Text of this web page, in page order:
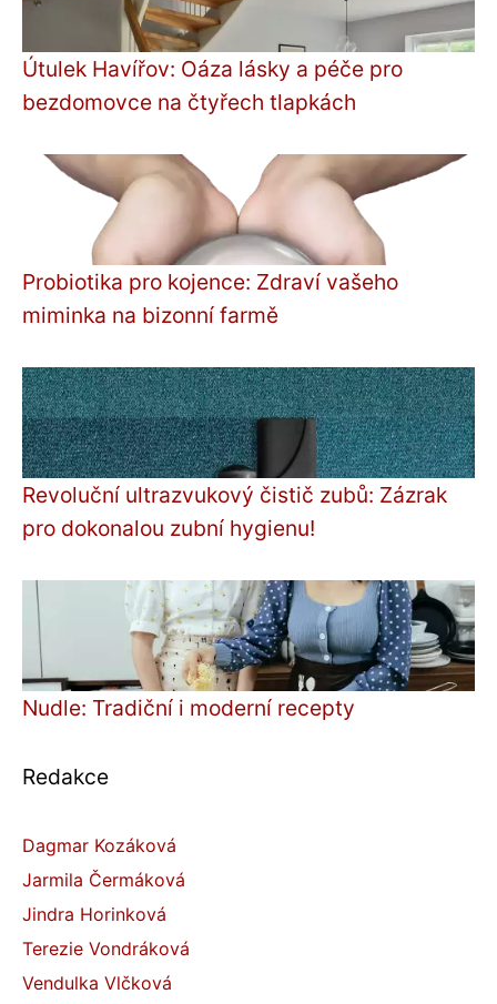
Útulek Havířov: Oáza lásky a péče pro
bezdomovce na čtyřech tlapkách
Probiotika pro kojence: Zdraví vašeho
miminka na bizonní farmě
Revoluční ultrazvukový čistič zubů: Zázrak
pro dokonalou zubní hygienu!
Nudle: Tradiční i moderní recepty
Redakce
Dagmar Kozáková
Jarmila Čermáková
Jindra Horinková
Terezie Vondráková
Vendulka Vlčková